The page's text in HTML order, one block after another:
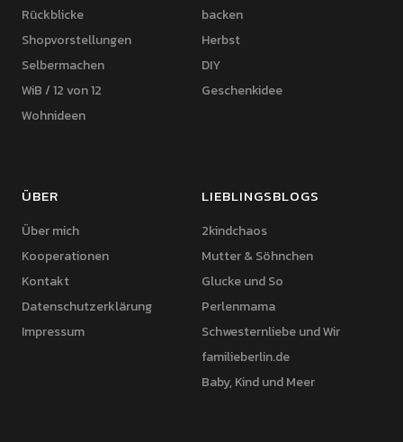
Rückblicke
Shopvorstellungen
Selbermachen
WiB / 12 von 12
Wohnideen
backen
Herbst
DIY
Geschenkidee
ÜBER
Über mich
Kooperationen
Kontakt
Datenschutzerklärung
Impressum
LIEBLINGSBLOGS
2kindchaos
Mutter & Söhnchen
Glucke und So
Perlenmama
Schwesternliebe und Wir
familieberlin.de
Baby, Kind und Meer